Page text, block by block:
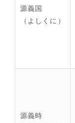
源義国
（よしくに）
源義時